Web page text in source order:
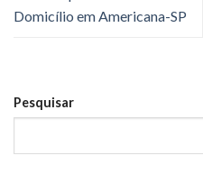
Domicílio em Americana-SP
Pesquisar